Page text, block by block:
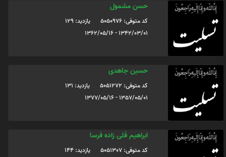
حسن مشمول
کد متوفی: 5050976
یازدید: 129
1342/03/01 - 1362/05/16
حسین جاهدی
کد متوفی: 5051272
یازدید: 131
1357/05/01 - 1377/05/16
ابراهیم قلی زاده فرسا
کد متوفی: 5051307
یازدید: 144